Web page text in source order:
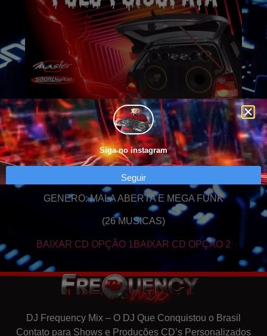
GENERO: MALA ABERTA E MEGA FUNK
(26 MUSICAS)
BAIXAR CD OPÇÃO 1 BAIXAR CD OPÇÃO 2
DJ Frequency Mix – O DJ Que Conquistou o Brasil
Contato para Shows e Produções CD’s Personalizados
Siga no instagram
Seguir